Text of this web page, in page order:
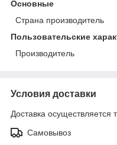
Основные
Страна производитель
Пользовательские
Производитель
Условия доставки
Доставка осуществляется
Самовывоз